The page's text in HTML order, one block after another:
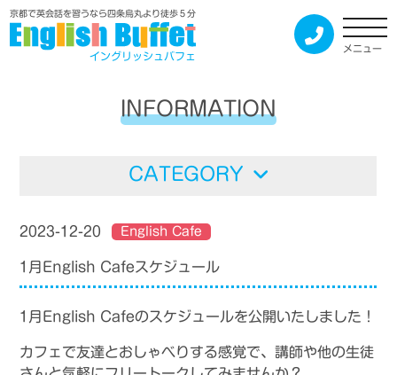
京都で英会話を習うなら四条烏丸より徒歩５分
イングリッシュバフェ
メニュー
INFORMATION
CATEGORY
2023-12-20 English Cafe
1月English Cafeスケジュール
1月English Cafeのスケジュールを公開いたしました！
カフェで友達とおしゃべりする感覚で、講師や他の生徒